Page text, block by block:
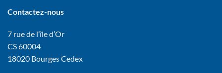
Contactez-nous
7 rue de l’île d’Or
CS 60004
18020 Bourges Cedex